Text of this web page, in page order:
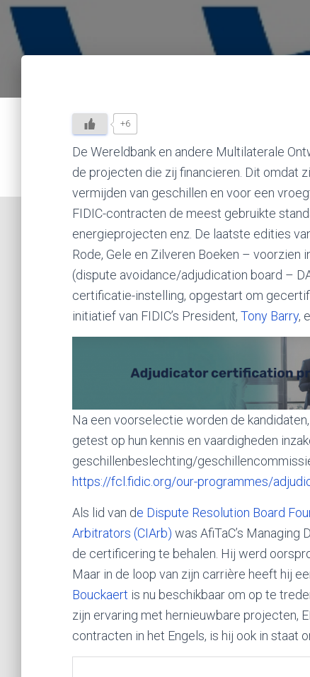
+6
De Wereldbank en andere Multilaterale
de projecten die zij financieren. Dit omdat
vermijden van geschillen en voor een
FIDIC-contracten de meest gebruikte
energieprojecten enz. De laatste edities
Rode, Gele en Zilveren Boeken –
(dispute avoidance/adjudication board –
certificatie-instelling, opgestart om
initiatief van FIDIC’s President, Tony Barry,
Na een voorselectie worden de
getest op hun kennis en vaardigheden
geschillenbeslechting/
https://fcl.fidic.org/our-programmes/
Als lid van de Dispute Resolution Board
Arbitrators (CIArb) was AfiTaC’s Managing
de certificering te behalen. Hij werd
Maar in de loop van zijn carrière heeft hij
Bouckaert is nu beschikbaar om op te
zijn ervaring met hernieuwbare projecten,
contracten in het Engels, is hij ook in staat